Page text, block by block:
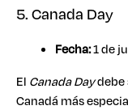
5. Canada Day
Fecha:1 de
El Canada Daydebe
Canadá más